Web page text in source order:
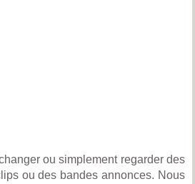
ou simplement regarder des
ou des bandes annonces. Nous